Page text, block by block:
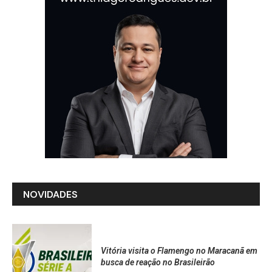
NOVIDADES
Vitória visita o Flamengo no Maracanã em
busca de reação no Brasileirão